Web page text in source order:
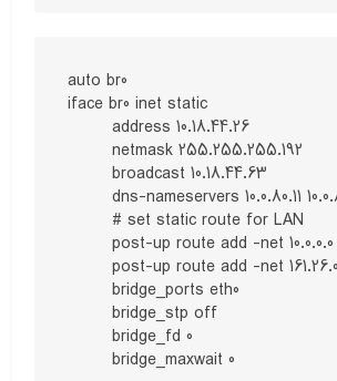
auto br0
iface br0 inet static
        address 10.18.44.26
        netmask 255.255.255.192
        broadcast 10.18.44.63
dns-nameservers 10.0.80.11
        # set static route for LAN
	post-up route add -net 10.0.0.0 netmask 255.0.0.0 gw 10.18.44.1
	post-up route add -net 161.26.0.0 netmask 255.255.0.0 gw 10.18.44.1
        bridge_ports eth0
        bridge_stp off
        bridge_fd 0
        bridge_maxwait 0